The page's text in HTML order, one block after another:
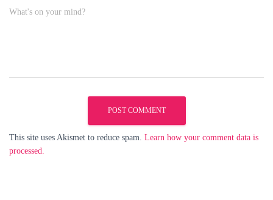
What's on your mind?
This site uses Akismet to reduce spam. Learn how your comment data is
processed.